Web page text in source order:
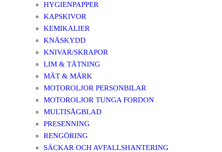
HYGIENPAPPER
KAPSKIVOR
KEMIKALIER
KNÄSKYDD
KNIVAR/SKRAPOR
LIM & TÄTNING
MÄT & MÄRK
MOTOROLJOR PERSONBILAR
MOTOROLJOR TUNGA FORDON
MULTISÅGBLAD
PRESENNING
RENGÖRING
SÄCKAR OCH AVFALLSHANTERING